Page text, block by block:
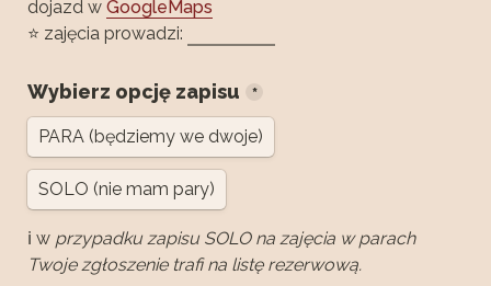
dojazd w GoogleMaps
⭐ zajęcia prowadzi:
Wybierz opcję zapisu *
PARA (będziemy we dwoje)
SOLO (nie mam pary)
ℹ️ w przypadku zapisu SOLO na zajęcia w parach
Twoje zgłoszenie trafi na listę rezerwową.